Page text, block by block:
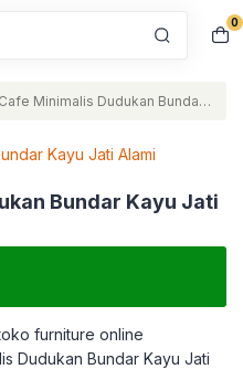
0
Minimalis Dudukan Bundar
Bundar Kayu Jati
furniture online
Dudukan Bundar Kayu Jati